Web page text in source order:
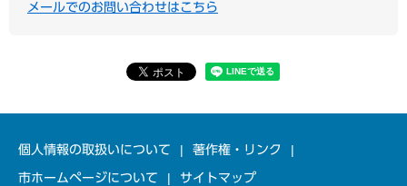
メールでのお問い合わせはこちら
個人情報の取扱いについて 著作権・リンク
市ホームページについて サイトマップ